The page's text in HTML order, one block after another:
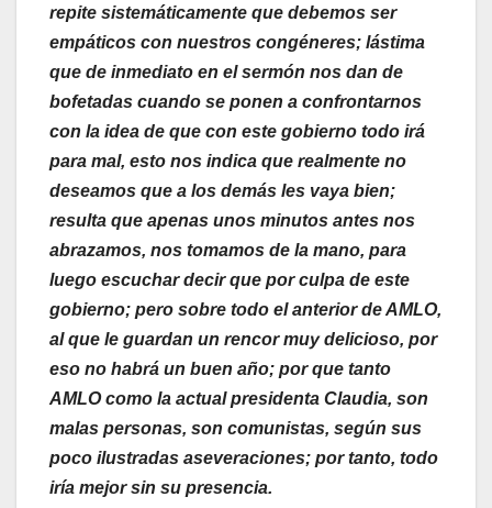
repite sistemáticamente que debemos ser
empáticos con nuestros congéneres; lástima
que de inmediato en el sermón nos dan de
bofetadas cuando se ponen a confrontarnos
con la idea de que con este gobierno todo irá
para mal, esto nos indica que realmente no
deseamos que a los demás les vaya bien;
resulta que apenas unos minutos antes nos
abrazamos, nos tomamos de la mano, para
luego escuchar decir que por culpa de este
gobierno; pero sobre todo el anterior de AMLO,
al que le guardan un rencor muy delicioso, por
eso no habrá un buen año; por que tanto
AMLO como la actual presidenta Claudia, son
malas personas, son comunistas, según sus
poco ilustradas aseveraciones; por tanto, todo
iría mejor sin su presencia.